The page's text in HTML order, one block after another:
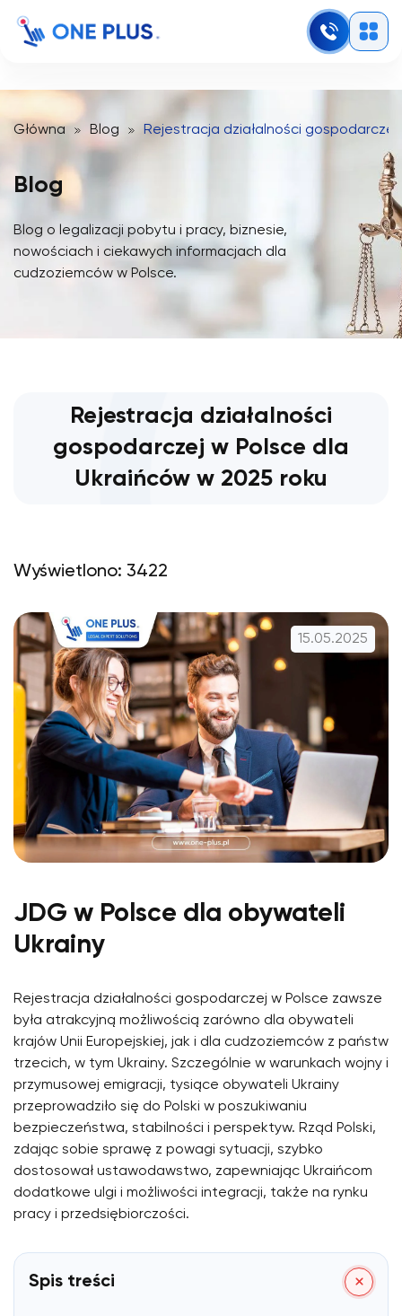
Główna Blog Rejestracja działalności
Blog
Blog o legalizacji pobytu i pracy, biznesie,
nowościach i ciekawych informacjach dla
cudzoziemców w Polsce.
Rejestracja działalności
gospodarczej w Polsce dla
Ukraińców w 2025 roku
Wyświetlono: 3422
15.05.2025
JDG w Polsce dla obywateli
Ukrainy
Rejestracja działalności gospodarczej w Polsce zawsze
była atrakcyjną możliwością zarówno dla obywateli
krajów Unii Europejskiej, jak i dla cudzoziemców z państw
trzecich, w tym Ukrainy. Szczególnie w warunkach wojny i
przymusowej emigracji, tysiące obywateli Ukrainy
przeprowadziło się do Polski w poszukiwaniu
bezpieczeństwa, stabilności i perspektyw. Rząd Polski,
zdając sobie sprawę z powagi sytuacji, szybko
dostosował ustawodawstwo, zapewniając Ukraińcom
dodatkowe ulgi i możliwości integracji, także na rynku
pracy i przedsiębiorczości.
Spis treści